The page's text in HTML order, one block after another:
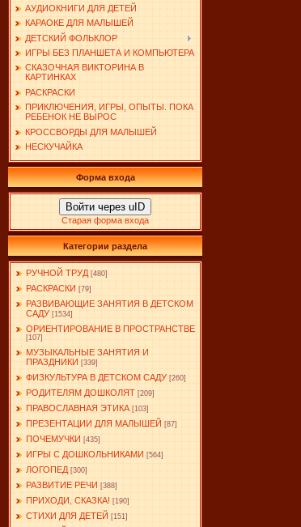
АУДИОКНИГИ ДЛЯ ДЕТЕЙ
КАРАОКЕ ДЛЯ МАЛЫШЕЙ
ДЕТСКИЙ ФОЛЬКЛОР
ИГРЫ БЕЗ ПЛАНШЕТА И КОМПЬЮТЕРА
СКАЗОЧНАЯ ВИКТОРИНА В
КАРТИНКАХ
РАСКРАСКИ
ПРИКЛЮЧЕНИЯ, ИГРЫ, ОПЫТЫ. ПОКА
РЕБЕНОК НЕ ВЫРОС
КРОССВОРДЫ ДЛЯ МАЛЫШЕЙ
НЕСКУЧАЙКА
Форма входа
Войти через uID
Старая форма входа
Категории раздела
РУЧНОЙ ТРУД [480]
РАСКРАСКИ [79]
РАЗВИВАЮЩИЕ ЗАНЯТИЯ В ДЕТСКОМ
САДУ [1534]
ОРИЕНТИРОВАНИЕ В ПРОСТРАНСТВЕ
[107]
МУЗЫКАЛЬНЫЕ ЗАНЯТИЯ И
ПРАЗДНИКИ [339]
ФИЗКУЛЬТУРА В ДЕТСКОМ САДУ [260]
РОДИТЕЛЯМ ДОШКОЛЯТ [209]
ПРАВОСЛАВНАЯ ЭТИКА [103]
ПРЕЗЕНТАЦИИ ДЛЯ МАЛЫШЕЙ [87]
ПОЧЕМУЧКИ [435]
ИГРЫ С ДОШКОЛЬНИКАМИ [564]
ЛОГОПЕД [300]
РАЗВИТИЕ РЕЧИ [388]
ПРИХОДИ, СКАЗКА! [190]
СТИХИ ДЛЯ ДЕТЕЙ [151]